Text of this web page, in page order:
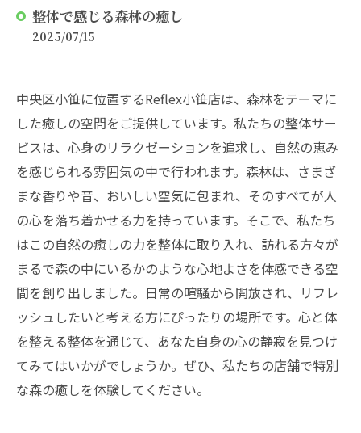
整体で感じる森林の癒し
2025/07/15
中央区小笹に位置するReflex小笹店は、森林をテーマに
した癒しの空間をご提供しています。私たちの整体サー
ビスは、心身のリラクゼーションを追求し、自然の恵み
を感じられる雰囲気の中で行われます。森林は、さまざ
まな香りや音、おいしい空気に包まれ、そのすべてが人
の心を落ち着かせる力を持っています。そこで、私たち
はこの自然の癒しの力を整体に取り入れ、訪れる方々が
まるで森の中にいるかのような心地よさを体感できる空
間を創り出しました。日常の喧騒から開放され、リフレ
ッシュしたいと考える方にぴったりの場所です。心と体
を整える整体を通じて、あなた自身の心の静寂を見つけ
てみてはいかがでしょうか。ぜひ、私たちの店舗で特別
な森の癒しを体験してください。